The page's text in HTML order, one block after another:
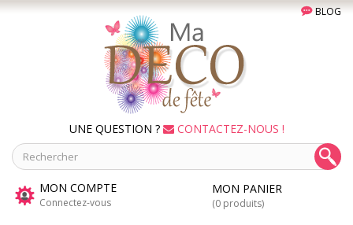
BLOG
UNE QUESTION ? CONTACTEZ-NOUS !
MON COMPTE
Connectez-vous
MON PANIER
(0 produits)